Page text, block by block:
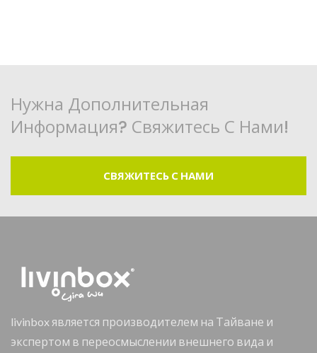
Нужна Дополнительная
Информация? Свяжитесь С Нами!
СВЯЖИТЕСЬ С НАМИ
livinbox является производителем на Тайване и
экспертом в переосмыслении внешнего вида и